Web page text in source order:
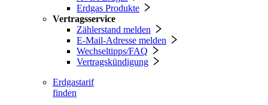
Erdgas Produkte
Vertragsservice
Zählerstand melden
E-Mail-Adresse melden
Wechseltipps/FAQ
Vertragskündigung
Erdgastarif
finden